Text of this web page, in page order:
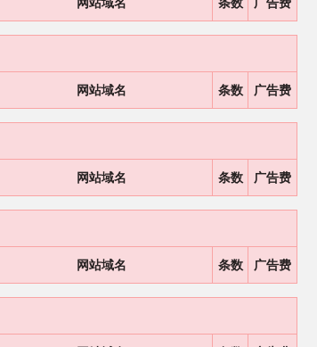
网站域名 条数 广告费
网站域名 条数 广告费
网站域名 条数 广告费